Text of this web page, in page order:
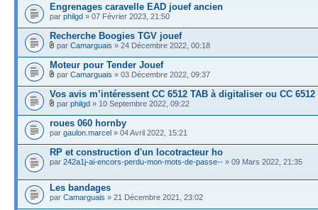
Engrenages caravelle EAD jouef ancien
par philgd » 07 Février 2023, 21:50
Recherche Boogies TGV jouef
par Camarguais » 24 Décembre 2022, 00:18
Moteur pour Tender Jouef
par Camarguais » 03 Décembre 2022, 09:37
Vos avis m’intéressent CC 6512 TAB à digitaliser ou CC 6512
par philgd » 10 Septembre 2022, 09:22
roues 060 hornby
par gaulon.marcel » 04 Avril 2022, 15:21
RP et construction d'un locotracteur ho
par 242a1j-ai-encors-perdu-mon-mots-de-passe-- » 09 Mars 2022, 21:35
Les bandages
par Camarguais » 21 Décembre 2021, 23:02